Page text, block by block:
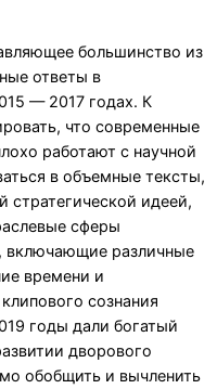
большинство из
ответы в
— 2017 годах. К
что современные
работают с научной
в объемные тексты,
стратегической идеей,
сферы
включающие различные
времени и
сознания
годы дали богатый
дворового
обобщить и вычленить